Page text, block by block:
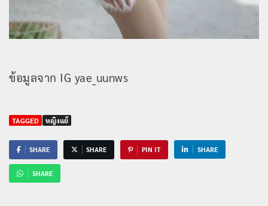
ข้อมูลจาก IG yae_uunws
TAGGED หญิงแย้
SHARE SHARE PIN IT SHARE
SHARE